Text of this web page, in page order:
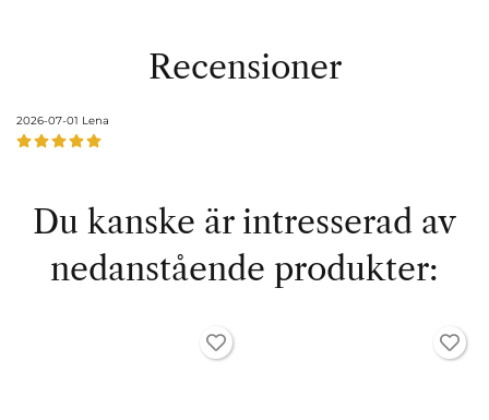
Recensioner
2026-07-01 Lena
Du kanske är intresserad av
nedanstående produkter: